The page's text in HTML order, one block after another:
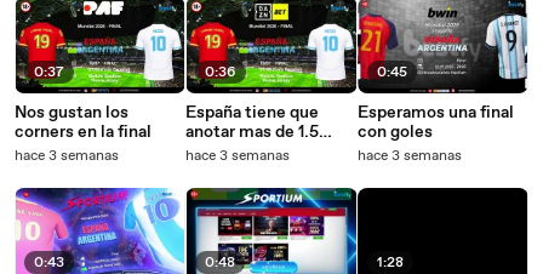
0:37
Nos gustan los
corners en la final
hace 3 semanas
0:43
0:36
España tiene que
anotar mas de 1.5
goles
hace 3 semanas
0:48
0:45
Esperamos una final
con goles
hace 3 semanas
1:28